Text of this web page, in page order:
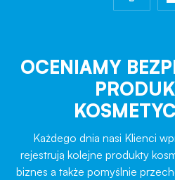
OCENIAMY
Każdego dnia nasi Klienci
rejestrują kolejne produkty
biznes a także pomyślnie